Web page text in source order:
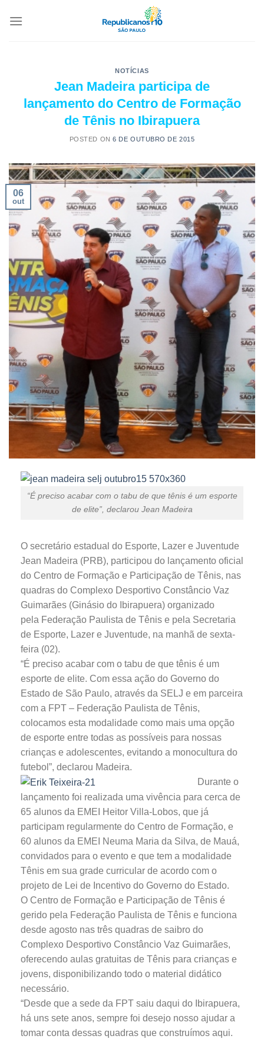
NOTÍCIAS
Jean Madeira participa de
lançamento do Centro de Formação
de Tênis no Ibirapuera
POSTED ON6 DE OUTUBRO DE 2015
06
out
“É preciso acabar com o tabu de que tênis é um esporte
de elite”, declarou Jean Madeira
O secretário estadual do Esporte, Lazer e Juventude
Jean Madeira (PRB), participou do lançamento oficial
do Centro de Formação e Participação de Tênis, nas
quadras do Complexo Desportivo Constâncio Vaz
Guimarães (Ginásio do Ibirapuera) organizado
pela Federação Paulista de Tênis e pela Secretaria
de Esporte, Lazer e Juventude, na manhã de sexta-
feira (02).
“É preciso acabar com o tabu de que tênis é um
esporte de elite. Com essa ação do Governo do
Estado de São Paulo, através da SELJ e em parceira
com a FPT – Federação Paulista de Tênis,
colocamos esta modalidade como mais uma opção
de esporte entre todas as possíveis para nossas
crianças e adolescentes, evitando a monocultura do
futebol”, declarou Madeira.
Durante o
lançamento foi realizada uma vivência para cerca de
65 alunos da EMEI Heitor Villa-Lobos, que já
participam regularmente do Centro de Formação, e
60 alunos da EMEI Neuma Maria da Silva, de Mauá,
convidados para o evento e que tem a modalidade
Tênis em sua grade curricular de acordo com o
projeto de Lei de Incentivo do Governo do Estado.
O Centro de Formação e Participação de Tênis é
gerido pela Federação Paulista de Tênis e funciona
desde agosto nas três quadras de saibro do
Complexo Desportivo Constâncio Vaz Guimarães,
oferecendo aulas gratuitas de Tênis para crianças e
jovens, disponibilizando todo o material didático
necessário.
“Desde que a sede da FPT saiu daqui do Ibirapuera,
há uns sete anos, sempre foi desejo nosso ajudar a
tomar conta dessas quadras que construímos aqui.